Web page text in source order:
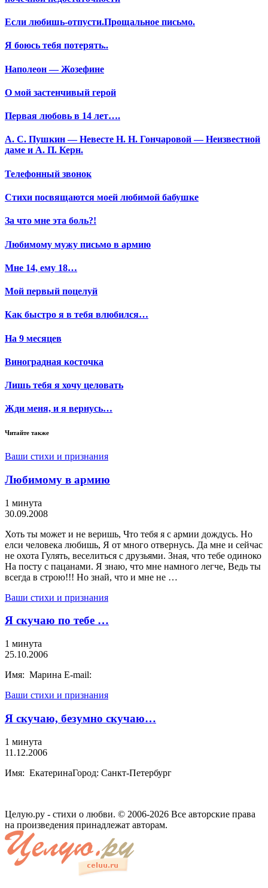
Если любишь-отпусти.Прощальное письмо.
Я боюсь тебя потерять..
Наполеон — Жозефине
О мой застенчивый герой
Первая любовь в 14 лет….
А. С. Пушкин — Невесте Н. Н. Гончаровой — Неизвестной
даме и А. П. Керн.
Телефонный звонок
Стихи посвящаются моей любимой бабушке
За что мне эта боль?!
Любимому мужу письмо в армию
Мне 14, ему 18…
Мой первый поцелуй
Как быстро я в тебя влюбился…
На 9 месяцев
Виноградная косточка
Лишь тебя я хочу целовать
Жди меня, и я вернусь…
Читайте также
Ваши стихи и признания
Любимому в армию
1 минута
30.09.2008
Хоть ты может и не веришь, Что тебя я с армии дождусь. Но
елси человека любишь, Я от много отвернусь. Да мне и сейчас
не охота Гулять, веселиться с друзьями. Зная, что тебе одиноко
На посту с пацанами. Я знаю, что мне намного легче, Ведь ты
всегда в строю!!! Но знай, что и мне не …
Ваши стихи и признания
Я скучаю по тебе …
1 минута
25.10.2006
Имя: Марина E-mail:
Ваши стихи и признания
Я скучаю, безумно скучаю…
1 минута
11.12.2006
Имя: ЕкатеринаГород: Санкт-Петербург
Целую.ру - стихи о любви. © 2006-2026 Все авторские права
на произведения принадлежат авторам.